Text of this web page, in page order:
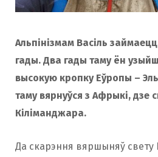
Альпінізмам Васіль
гады. Два гады таму ён
высокую кропку Еўропы –
таму вярнуўся з Афрыкі, дзе
Кіліманджара.
Да скарэння вяршыняў свету